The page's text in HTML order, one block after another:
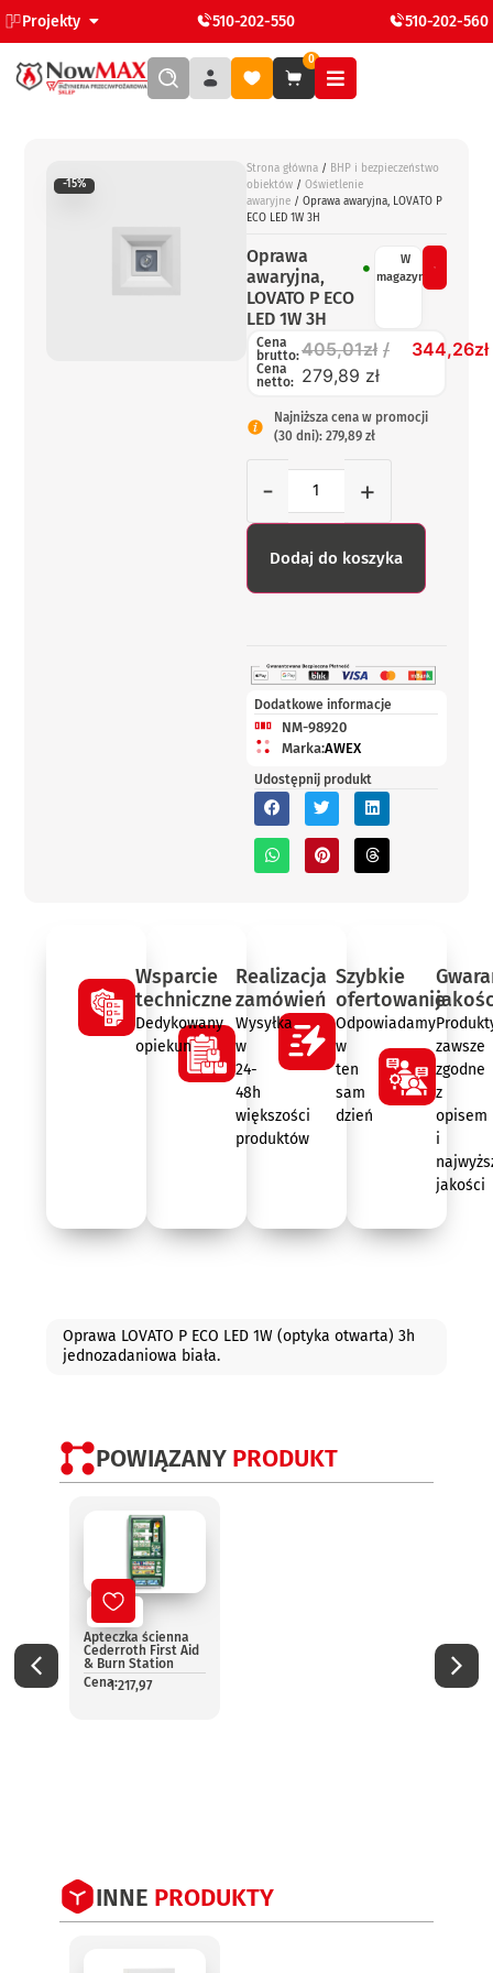
Projekty 510-202-550 510-202-560
0
-15%
Strona główna / BHP i bezpieczeństwo
obiektów / Oświetlenie
awaryjne / Oprawa awaryjna, LOVATO P
ECO LED 1W 3H
Oprawa
awaryjna,
LOVATO P ECO
LED 1W 3H
W
magazynie
Cena
brutto:405,01zł 344,26zł
Cena
netto: 279,89 zł
Najniższa cena w promocji
(30 dni): 279,89 zł
- +
Dodaj do koszyka
Dodatkowe informacje
NM-98920
Marka:AWEX
Udostępnij produkt
Wsparcie
techniczne
Dedykowany
opiekun
Realizacja
zamówień
Wysyłka
w
24-
48h
większości
produktów
Szybkie
ofertowanie
Odpowiadamy
w
ten
sam
dzień
zawsze
zgodne
z
opisem
i
jakości
Oprawa LOVATO P ECO LED 1W (optyka otwarta) 3h
jednozadaniowa biała.
POWIĄZANY PRODUKT
Nowy
Apteczka ścienna
Cederroth First Aid
& Burn Station
Cena:1 217,97
Cena:
INNE PRODUKTY